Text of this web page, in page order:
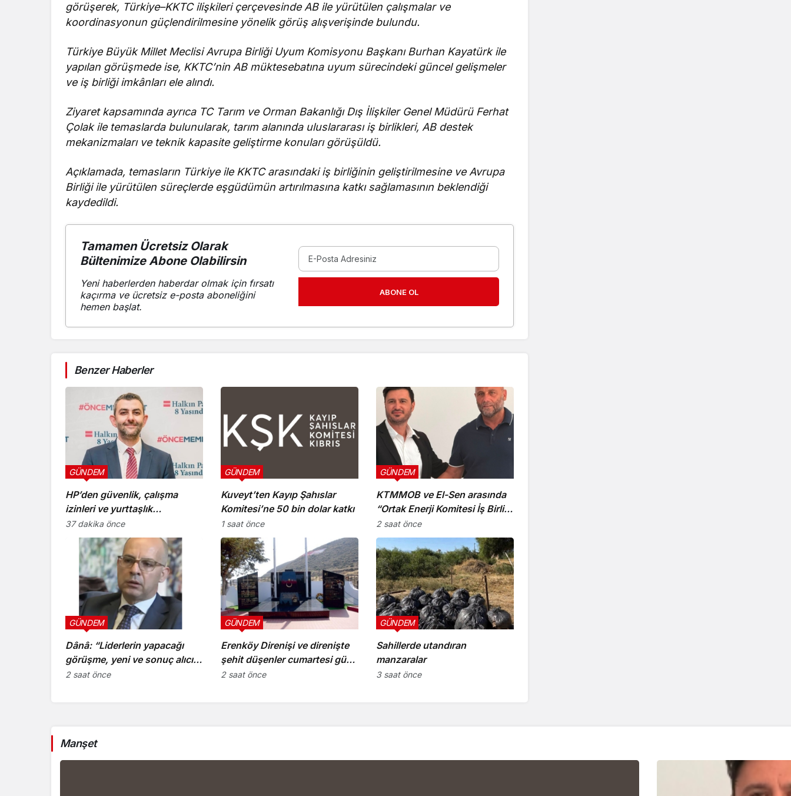
görüşerek, Türkiye–KKTC ilişkileri çerçevesinde AB ile yürütülen çalışmalar ve
koordinasyonun güçlendirilmesine yönelik görüş alışverişinde bulundu.
Türkiye Büyük Millet Meclisi Avrupa Birliği Uyum Komisyonu Başkanı Burhan Kayatürk ile
yapılan görüşmede ise, KKTC’nin AB müktesebatına uyum sürecindeki güncel gelişmeler
ve iş birliği imkânları ele alındı.
Ziyaret kapsamında ayrıca TC Tarım ve Orman Bakanlığı Dış İlişkiler Genel Müdürü Ferhat
Çolak ile temaslarda bulunularak, tarım alanında uluslararası iş birlikleri, AB destek
mekanizmaları ve teknik kapasite geliştirme konuları görüşüldü.
Açıklamada, temasların Türkiye ile KKTC arasındaki iş birliğinin geliştirilmesine ve Avrupa
Birliği ile yürütülen süreçlerde eşgüdümün artırılmasına katkı sağlamasının beklendiği
kaydedildi.
Tamamen Ücretsiz Olarak
Bültenimize Abone Olabilirsin
Yeni haberlerden haberdar olmak için fırsatı
kaçırma ve ücretsiz e-posta aboneliğini
hemen başlat.
ABONE OL
Benzer Haberler
HP’den güvenlik, çalışma
izinleri ve yurttaşlık
uygulamalarına ilişkin öneriler
GÜNDEM
37 dakika önce
Kuveyt’ten Kayıp Şahıslar
Komitesi’ne 50 bin dolar katkı
GÜNDEM
1 saat önce
KTMMOB ve El-Sen arasında
“Ortak Enerji Komitesi İş Birliği
Protokolü” imzalandı
GÜNDEM
2 saat önce
Dânâ: “Liderlerin yapacağı
görüşme, yeni ve sonuç alıcı
5+1 toplantısına hazırlık
GÜNDEM
2 saat önce
Erenköy Direnişi ve direnişte
şehit düşenler cumartesi günü
düzenlenecek törenle anılacak
GÜNDEM
2 saat önce
Sahillerde utandıran
manzaralar
GÜNDEM
3 saat önce
Manşet